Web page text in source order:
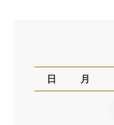
日 月